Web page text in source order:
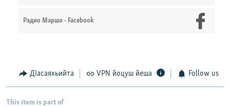
Радио Маршо - Facebook
ДIасаяхьийта VPN йоцуш йеша Follow us
This item is part of